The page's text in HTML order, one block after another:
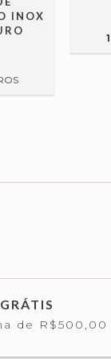
INOX
de R$500,00